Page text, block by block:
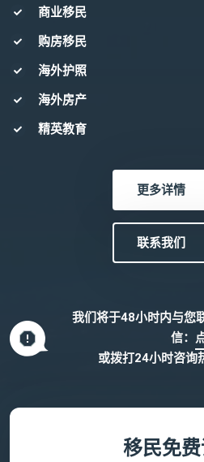
商业移民
购房移民
海外护照
海外房产
精英教育
更多详情
联系我们
我们将于48小时内与您
信：
或拨打24小时咨询
移民免